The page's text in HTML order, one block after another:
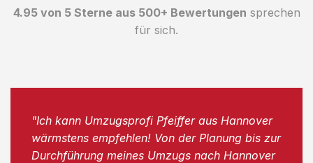
4.95 von 5 Sterne aus 500+ Bewertungen sprechen
für sich.
"Ich kann Umzugsprofi Pfeiffer aus Hannover
wärmstens empfehlen! Von der Planung bis zur
Durchführung meines Umzugs nach Hannover